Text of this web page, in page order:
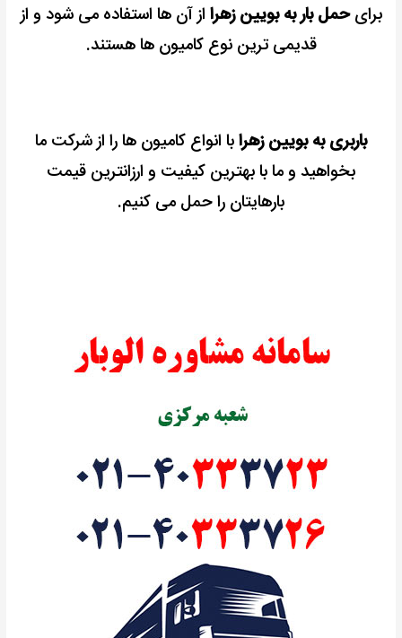
برایحمل بار به بویین زهرا از آن ها استفاده می شود و از
قدیمی ترین نوع کامیون ها هستند.
باربری به بویین زهرابا انواع کامیون ها را از شرکت ما
بخواهید و ما با بهترین کیفیت و ارزانترین قیمت
بارهایتان را حمل می کنیم.